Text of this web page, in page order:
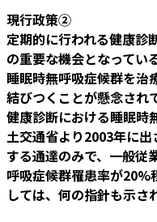
現行政策②
定期的に行われる健康診
の重要な機会となってい
睡眠時無呼吸症候群を治
結びつくことが懸念され
健康診断における睡眠時
土交通省より2003年に
する通達のみで、一般従
呼吸症候群罹患率が20%
しては、何の指針も示さ